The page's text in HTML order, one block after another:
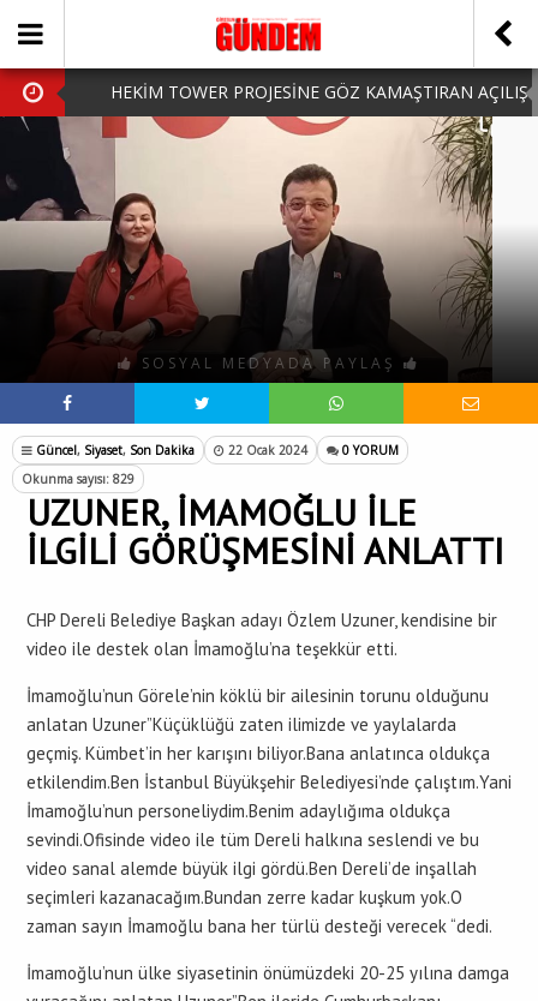
HEKİM TOWER PROJESİNE GÖZ KAMAŞTIRAN AÇILIŞ
AK PARTİ’DE YENİ YÜZLER
iPhone Arka Cam Değişimi ile Cihazınızı Koruyun
Hafta Sonu Şanlıurfa Çıkışlı Turlar Alternatifleri
HARUN CİCİ: VİDEOYU GÖRÜNCE GÖZLERİM DOLDU
SOSYAL MEDYADA PAYLAŞ
Güncel, Siyaset, Son Dakika 22 Ocak 2024
0 YORUM
Okunma sayısı: 829
UZUNER, İMAMOĞLU İLE
İLGİLİ GÖRÜŞMESİNİ ANLATTI
CHP Dereli Belediye Başkan adayı Özlem Uzuner, kendisine bir
video ile destek olan İmamoğlu’na teşekkür etti.
İmamoğlu’nun Görele’nin köklü bir ailesinin torunu olduğunu
anlatan Uzuner”Küçüklüğü zaten ilimizde ve yaylalarda
geçmiş. Kümbet’in her karışını biliyor.Bana anlatınca oldukça
etkilendim.Ben İstanbul Büyükşehir Belediyesi’nde çalıştım.Yani
İmamoğlu’nun personeliydim.Benim adaylığıma oldukça
sevindi.Ofisinde video ile tüm Dereli halkına seslendi ve bu
video sanal alemde büyük ilgi gördü.Ben Dereli’de inşallah
seçimleri kazanacağım.Bundan zerre kadar kuşkum yok.O
zaman sayın İmamoğlu bana her türlü desteği verecek “dedi.
İmamoğlu’nun ülke siyasetinin önümüzdeki 20-25 yılına damga